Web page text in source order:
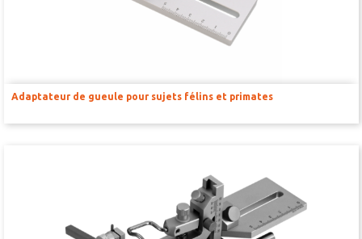
Adaptateur de gueule pour sujets félins et primates